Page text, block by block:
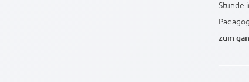
Stunde
zum